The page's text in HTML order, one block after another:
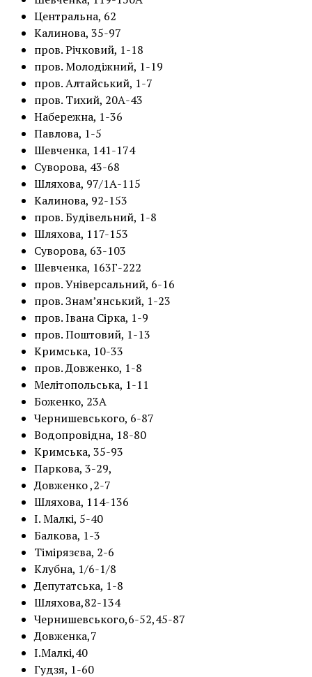
Центральна, 62
Калинова, 35-97
пров. Річковий, 1-18
пров. Молодіжний, 1-19
пров. Алтайський, 1-7
пров. Тихий, 20А-43
Набережна, 1-36
Павлова, 1-5
Шевченка, 141-174
Суворова, 43-68
Шляхова, 97/1А-115
Калинова, 92-153
пров. Будівельний, 1-8
Шляхова, 117-153
Суворова, 63-103
Шевченка, 163Г-222
пров. Універсальний, 6-16
пров. Знам’янський, 1-23
пров. Івана Сірка, 1-9
пров. Поштовий, 1-13
Кримська, 10-33
пров. Довженко, 1-8
Мелітопольська, 1-11
Боженко, 23А
Чернишевського, 6-87
Водопровідна, 18-80
Кримська, 35-93
Паркова, 3-29,
Довженко ,2-7
Шляхова, 114-136
І. Малкі, 5-40
Балкова, 1-3
Тімірязєва, 2-6
Клубна, 1/6-1/8
Депутатська, 1-8
Шляхова,82-134
Чернишевського,6-52,45-87
Довженка,7
І.Малкі,40
Гудзя, 1-60